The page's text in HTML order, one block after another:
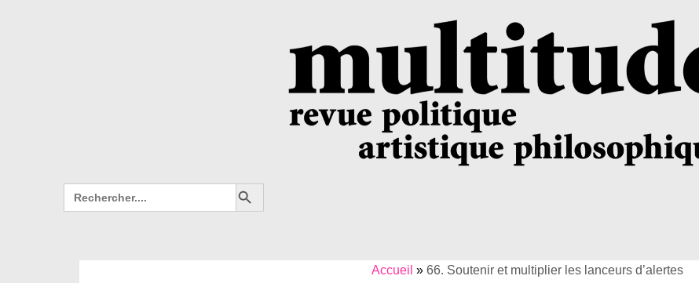
Search
for:
Search Button
Accueil »66. Soutenir et multiplier les lanceurs d’alertes